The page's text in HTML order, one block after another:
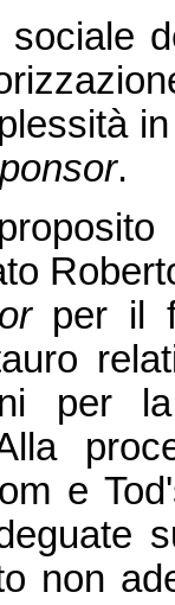
.
per il
per
e
non